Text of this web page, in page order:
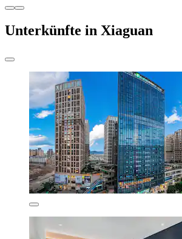
Unterkünfte in Xiaguan